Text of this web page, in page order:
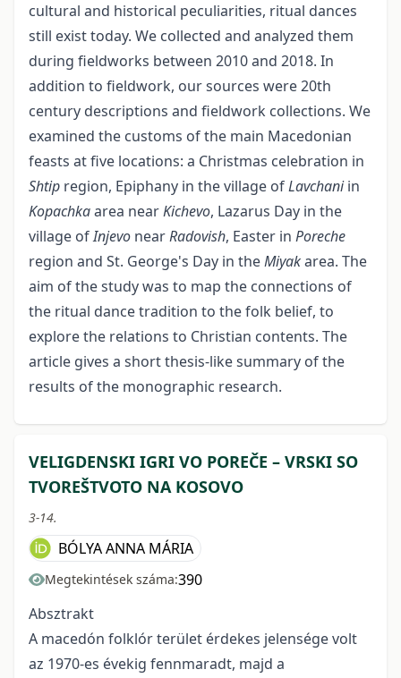
cultural and historical peculiarities, ritual dances
still exist today. We collected and analyzed them
during fieldworks between 2010 and 2018. In
addition to fieldwork, our sources were 20th
century descriptions and fieldwork collections. We
examined the customs of the main Macedonian
feasts at five locations: a Christmas celebration in
Shtip region, Epiphany in the village ofLavchaniin
Kopachkaarea nearKichevo, Lazarus Day in the
village ofInjevo nearRadovish, Easter in Poreche
region and St. George's Day in theMiyakarea. The
aim of the study was to map the connections of
the ritual dance tradition to the folk belief, to
explore the relations to Christian contents. The
article gives a short thesis-like summary of the
results of the monographic research.
VELIGDENSKI IGRI VO POREČE – VRSKI SO
TVOREŠTVOTO NA KOSOVO
3-14.
BÓLYA ANNA MÁRIA
Megtekintések száma:390
Absztrakt
A macedón folklór terület érdekes jelensége volt
az 1970-es évekig fennmaradt, majd a